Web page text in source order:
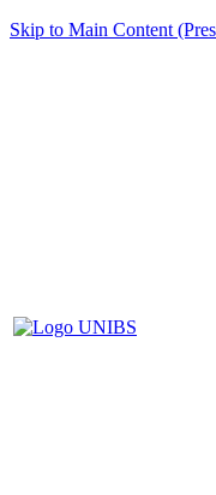
Skip to Main Content